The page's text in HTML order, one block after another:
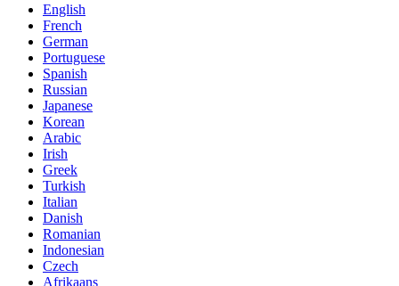
English
French
German
Portuguese
Spanish
Russian
Japanese
Korean
Arabic
Irish
Greek
Turkish
Italian
Danish
Romanian
Indonesian
Czech
Afrikaans